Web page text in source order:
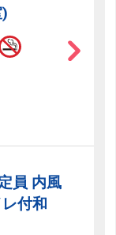
員 内風
付和